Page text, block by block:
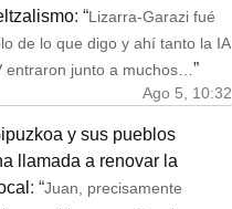
: “Lizarra-Garazi fué
de lo que digo y ahí tanto la IA
entraron junto a muchos… ”
Ago 5, 10:32
y sus pueblos
llamada a renovar la
: “Juan, precisamente